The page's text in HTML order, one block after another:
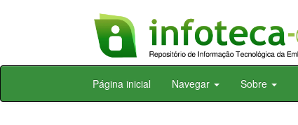
Skip
Página inicial Navegar Sobre